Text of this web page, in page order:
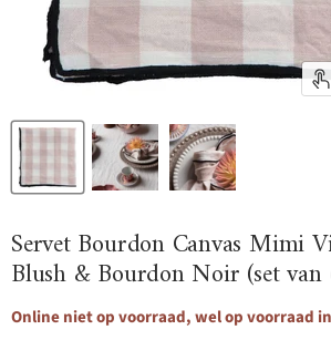
Servet Bourdon Canvas Mimi
Blush & Bourdon Noir (set van
Online niet op voorraad, wel op voorraad